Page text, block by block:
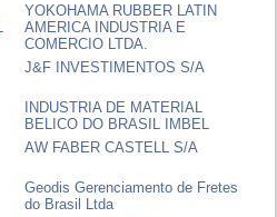
YOKOHAMA RUBBER LATIN
AMERICA INDUSTRIA E
COMERCIO LTDA.
J&F INVESTIMENTOS S/A
INDUSTRIA DE MATERIAL
BELICO DO BRASIL IMBEL
AW FABER CASTELL S/A
Geodis Gerenciamento de Fretes
do Brasil Ltda